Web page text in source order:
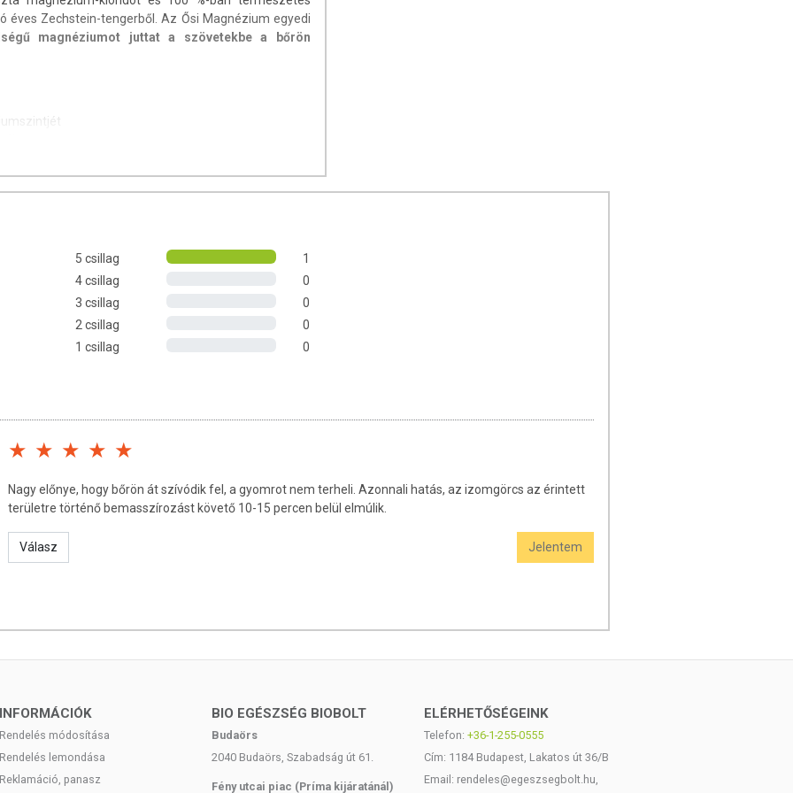
éves Zechstein-tengerből. Az Ősi Magnézium egyedi
magnéziumot juttat a szövetekbe a bőrön
védelmet
stressz kezelésében
képződését
a fájó ízületekbe és izmokba, hogy növelje a
sejtjeit. Különösen ajánlott masszázs-kezelésekhez.
körülbelül 6-8 mg/testsúly kg ajánlott. Egy
mg a napi szükséglete (pl.: 6 x 90 = 540 mg). Krónikus
érzelmi és fizikai stressz, sérülés, megerőltetés
szoptató nők esetében a napi szükséglet emelkedik.
a magnézium felszívódását. Kerülje a szembe és a
magnézium-klorid tartalom miatt. Ez teljesen
elkerülhető ez a hatás, bár ez egyénenként eltérő.
számoltak be, hogy minden egyes használat után
az Ősi Magnézium Fürdősó használata, amely
az érzékenyebb bőrűek számára is ajánlott.
5 csillag
1
4 csillag
0
3 csillag
0
2 csillag
0
1 csillag
0
Nagy előnye, hogy bőrön át szívódik fel, a gyomrot nem terheli. Azonnali hatás, az izomgörcs az érintett
területre történő bemasszírozást követő 10-15 percen belül elmúlik.
Válasz Jelentem
INFORMÁCIÓK
Rendelés módosítása
Rendelés lemondása
Reklamáció, panasz
BIO EGÉSZSÉG BIOBOLT
Budaörs
2040 Budaörs, Szabadság út 61.
Fény utcai piac (Príma kijáratánál)
ELÉRHETŐSÉGEINK
Telefon: +36-1-255-0555
Cím: 1184 Budapest, Lakatos út 36/B
Email: rendeles@egeszsegbolt.hu,